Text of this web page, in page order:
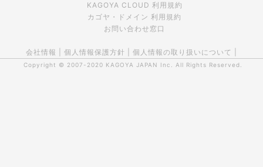
KAGOYA CLOUD 利用規約
カゴヤ・ドメイン 利用規約
お問い合わせ窓口
会社情報 個人情報保護方針 個人情報の取り扱いについて
Copyright © 2007-2020 KAGOYA JAPAN Inc. All Rights Reserved.